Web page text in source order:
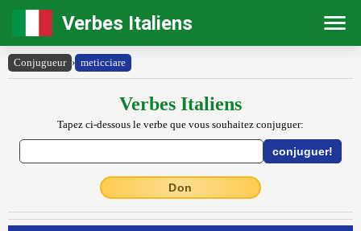
Verbes Italiens
Conjugueur › meticciare
Verbes Italiens
Tapez ci-dessous le verbe que vous souhaitez conjuguer:
Don